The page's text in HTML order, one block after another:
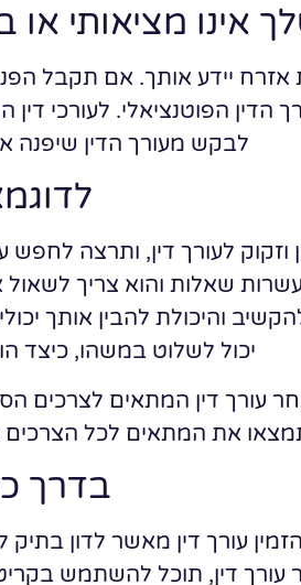
מציאותי או
אזרח יידע אותך. אם תקבל
הפוטנציאלי. לעורכי דין
לבקש מעורך הדין שיפנה
וזקוק לעורך דין, ותרצה
שאלות והוא צריך
והיכולת להבין אותך
יכול לשלוט במשהו, כיצד
עורך דין המתאים לצרכים
את המתאים לכל
בדרך
עורך דין מאשר לדון
עורך דין, תוכל להשתמש